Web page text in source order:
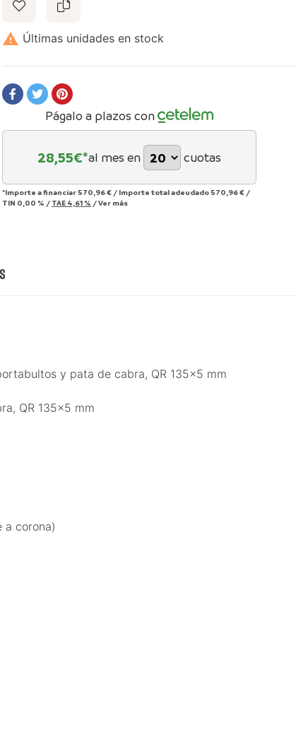
 Últimas unidades en stock
Págalo a plazos con
28,55€*al mes en cuotas
*Importe a financiar 570,96 € / Importe total adeudado 570,96 € /
TIN 0,00 % / TAE 4,61 % /Ver más
y pata de cabra, QR 135x5 mm
QR 135x5 mm
a corona)